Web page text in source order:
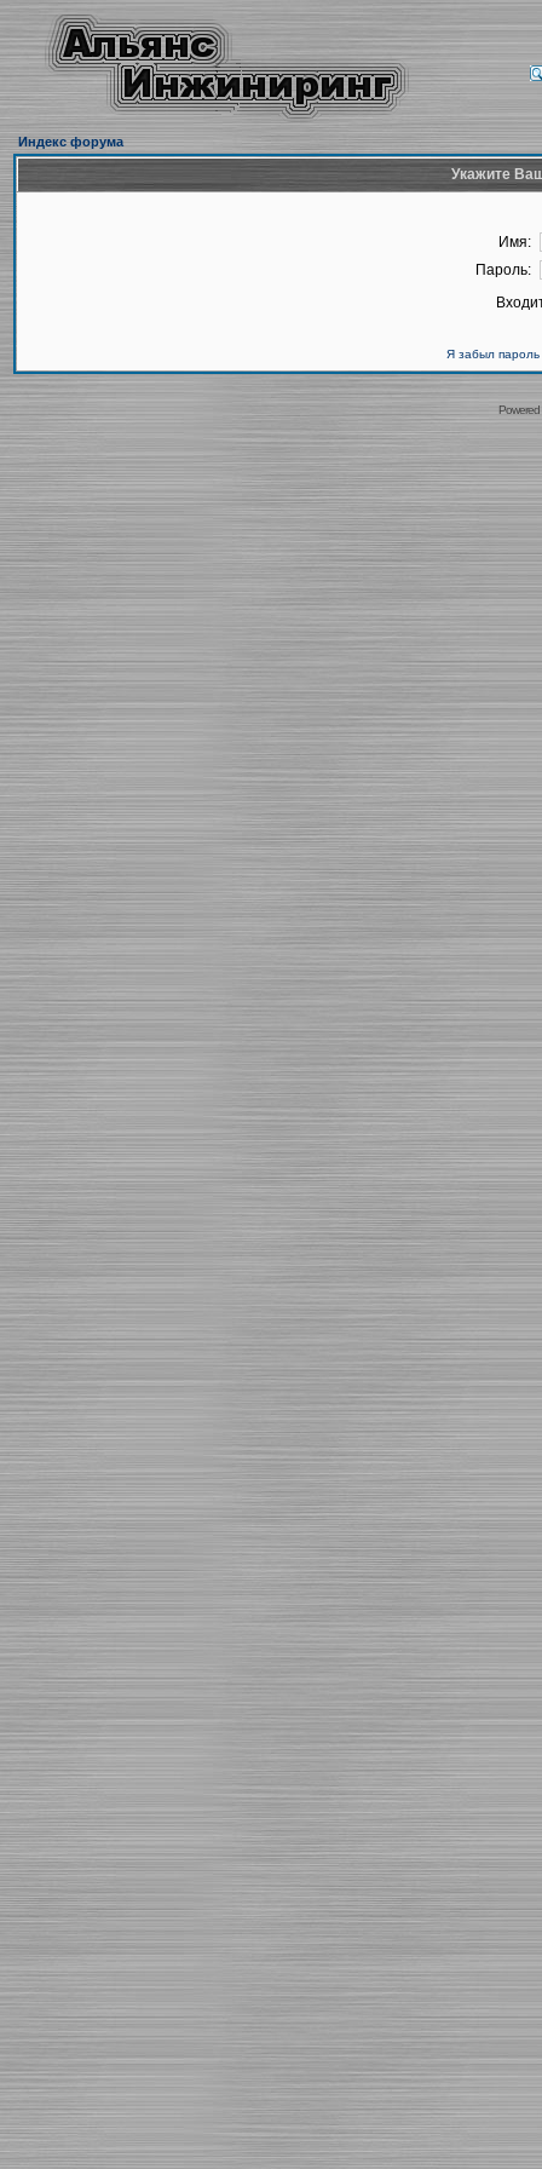
Индекс форума
Укажите
Имя:
Пароль:
Я забыл пароль